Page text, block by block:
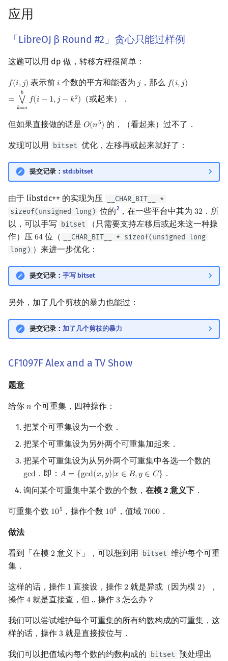
应用
「LibreOJ β Round #2」贪心只能过样例
这题可以用 dp 做，转移方程很简单：
𝑓(𝑖,𝑗)
f(i,j) 表示前𝑖
i 个数的平方和能否为 𝑗
j，那么 𝑓(𝑖,𝑗)
=
𝑏
⋁
𝑘=𝑎
𝑓(𝑖 − 1,𝑗 − 𝑘2)
f(i,j)=⋁
（或起来）．
但如果直接做的话是 𝑂(𝑛5)
O(n5) 的，（看起来）过不了．
发现可以用 bitset 优化，左移再或起来就好了：
提交记录： std::bitset
由于 libstdc++ 的实现为压
__CHAR_BIT__ *
sizeof(unsigned long) 位的2 ，在一些平台中其为32
32 ．所
以，可以手写
bitset
（只需要支持左移后或起来这一种操
作）压 64
64 位（
__CHAR_BIT__ * sizeof(unsigned long
long) ）来进一步优化：
提交记录： 手写 bitset
另外，加了几个剪枝的暴力也能过：
提交记录： 加了几个剪枝的暴力
CF1097F Alex and a TV Show
题意
给你 𝑛
n 个可重集，四种操作：
把某个可重集设为一个数．
把某个可重集设为另外两个可重集加起来．
把某个可重集设为从另外两个可重集中各选一个数的
gcd
gcd ．即： 𝐴 = {gcd(𝑥,𝑦)|𝑥 ∈ 𝐵,𝑦 ∈ 𝐶}
A= {gcd(x,y)|x∈ B, y∈C}
．
询问某个可重集中某个数的个数， 在模 2 意义下 ．
可重集个数 105
105 ，操作个数 106
106 ，值域 7000
7000．
做法
看到「在模 2
2 意义下」，可以想到用 bitset 维护每个可重
集．
这样的话，操作 1
1 直接设，操作 2
2 就是异或（因为模 2
2），
操作 4
4 就是直接查，但 .. 操作 3
3 怎么办？
我们可以尝试维护每个可重集的所有约数构成的可重集，这
样的话，操作 3
3 就是直接按位与．
我们可以把值域内每个数的约数构成的 bitset 预处理出